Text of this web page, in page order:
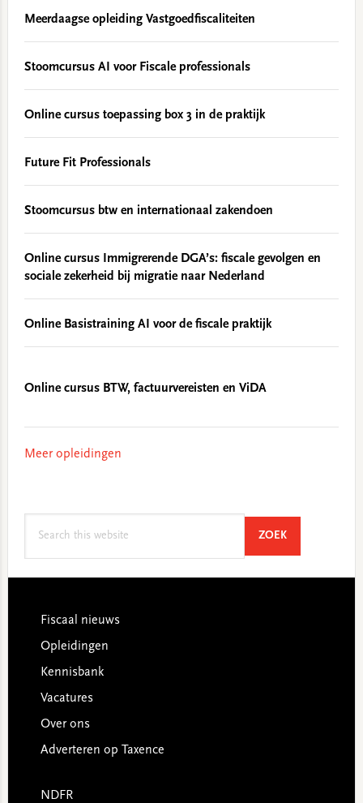
Meerdaagse opleiding Vastgoedfiscaliteiten
Stoomcursus AI voor Fiscale professionals
Online cursus toepassing box 3 in de praktijk
Future Fit Professionals
Stoomcursus btw en internationaal zakendoen
Online cursus Immigrerende DGA’s: fiscale gevolgen en
sociale zekerheid bij migratie naar Nederland
Online Basistraining AI voor de fiscale praktijk
Online cursus BTW, factuurvereisten en ViDA
Meer opleidingen
ZOEKSEARCH
Footer
Fiscaal nieuws
Opleidingen
Kennisbank
Vacatures
Over ons
Adverteren op Taxence
NDFR